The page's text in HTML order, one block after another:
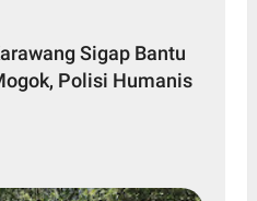
Sigap Bantu
Polisi Humanis